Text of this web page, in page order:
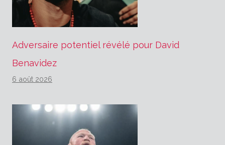
Adversaire potentiel révélé pour David
Benavidez
6 août 2026